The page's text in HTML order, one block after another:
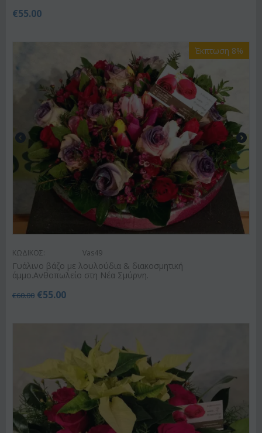
€55.00
Έκπτωση 8%
ΚΩΔΙΚΟΣ: Vas49
Γυάλινο βάζο με λουλούδια & διακοσμητική
άμμο.Ανθοπωλείο στη Νέα Σμύρνη.
€60.00 €55.00